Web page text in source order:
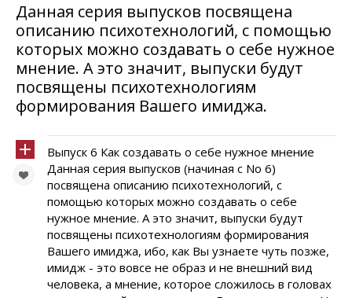
Данная серия выпусков посвящена
описанию психотехнологий, с помощью
которых можно создавать о себе нужное
мнение. А это значит, выпуски будут
посвящены психотехнологиям
формирования Вашего имиджа.
Выпуск 6 Как создавать о себе нужное мнение
Данная серия выпусков (начиная с No 6)
посвящена описанию психотехнологий, с
помощью которых можно создавать о себе
нужное мнение. А это значит, выпуски будут
посвящены психотехнологиям формирования
Вашего имиджа, ибо, как Вы узнаете чуть позже,
имидж - это вовсе не образ и не внешний вид
человека, а мнение, которое сложилось в головах